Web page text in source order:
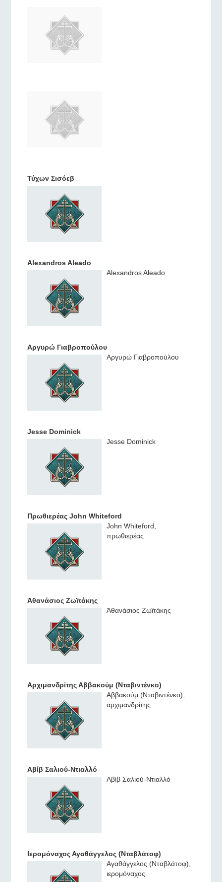
Τύχων Σισόεβ
Alexandros Aleado
Alexandros Aleado
Aργυρώ Γιαβροπούλου
Aργυρώ Γιαβροπούλου
Jesse Dominick
Jesse Dominick
Πρωθιερέας John Whiteford
John Whiteford,
πρωθιερέας
Ἀθανάσιος Ζωϊτάκης
Ἀθανάσιος Ζωϊτάκης
Αρχιμανδρίτης Αββακούμ (Νταβιντένκο)
Αββακούμ (Νταβιντένκο),
αρχιμανδρίτης
Αβίβ Σαλιού-Ντιαλλό
Αβίβ Σαλιού-Ντιαλλό
Ιερομόναχος Αγαθάγγελος (Νταβλάτοφ)
Αγαθάγγελος (Νταβλάτοφ),
ιερομόναχος